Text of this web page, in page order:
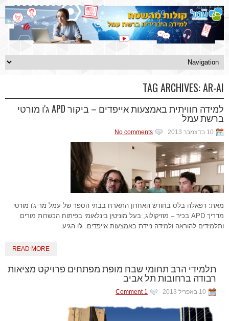
TAG ARCHIVES:AR-AI
למידה חוויתית באמצעות אייפדים – ביקור APD ג'ו מורטי
ברשת עמל
10 בדצמבר 2013 No comments
מאת: רפאלה בלס בחודש האחרון התארח בבתי הספר של עמל מר ג'ו מורטי
מדריך APD בכיר – מוזיקולוג, בעל מוניטין בינלאומי בפיתוח הכשרות מורים
ותלמידים להוראה ולמידה ניידת באמצעות אייפדים. ג'ו הגיע
READ MORE
תלמידי הרב תחומי שבח מופת מפתחים פרויקט מציאות
רבודה ברחובות תל אביב
10 באפריל 2013